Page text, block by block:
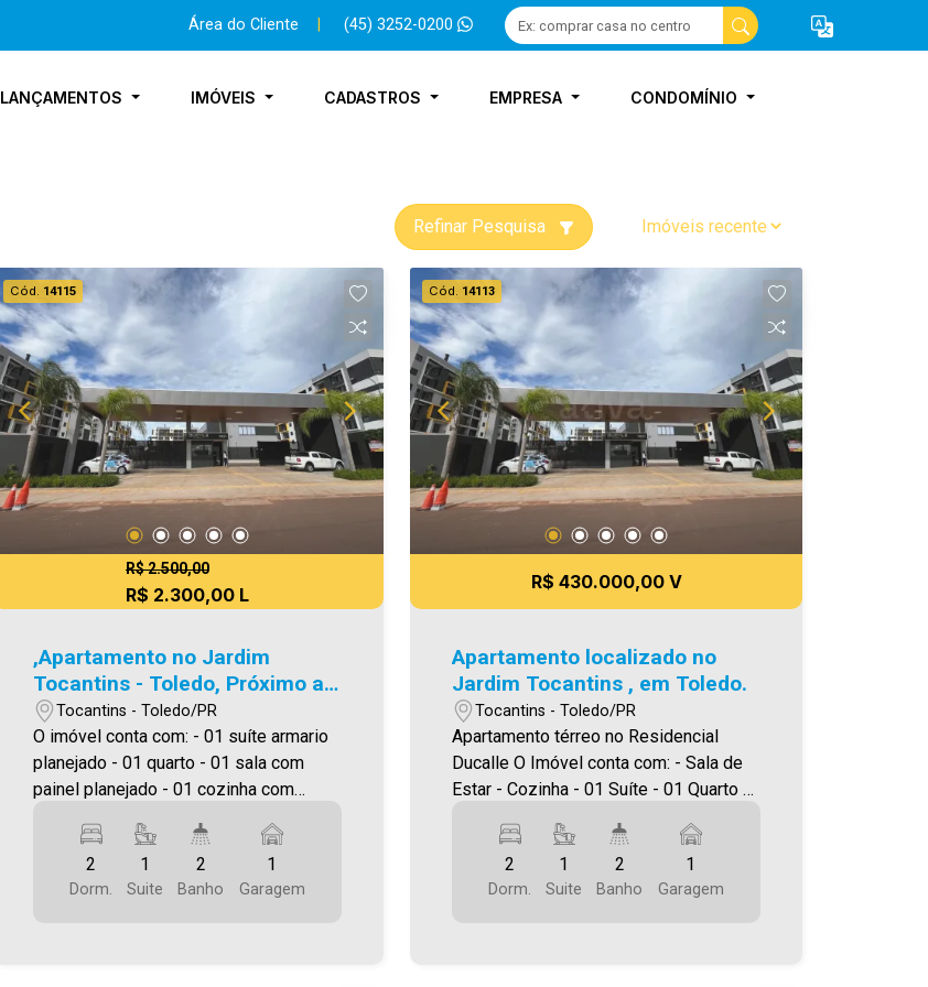
Área do Cliente (45) 3252-0200
LANÇAMENTOS IMÓVEIS CADASTROS EMPRESA CONDOMÍNIO
Refinar Pesquisa
Cód. 14115
R$ 2.500,00
R$ 2.300,00 L
,Apartamento no Jardim
Tocantins - Toledo, Próximo ao
Max Atacadista
Tocantins - Toledo/PR
O imóvel conta com: - 01 suíte armario
planejado - 01 quarto - 01 sala com
painel planejado - 01 cozinha com
lavanderia com planejados e tanque -
02 WC (suíte e social) com planejados -
01 vaga de garagem descoberta O
2
Dorm.
1
Suite
2
Banho
1
Garagem
Cód. 14113
R$ 430.000,00 V
Apartamento localizado no
Jardim Tocantins , em Toledo.
Tocantins - Toledo/PR
Apartamento térreo no Residencial
Ducalle O Imóvel conta com: - Sala de
Estar - Cozinha - 01 Suíte - 01 Quarto -
serviço - Churrasqueira na sacada - 01
Vaga de garagem Área útil 60,98 m²
Área total 71,09 m² A Imobiliária Ativa
2
Dorm.
1
Suite
2
Banho
1
Garagem